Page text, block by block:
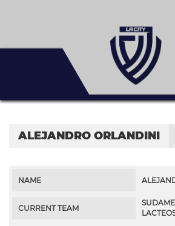
ALEJANDRO ORLANDINI
NAME
CURRENT TEAM